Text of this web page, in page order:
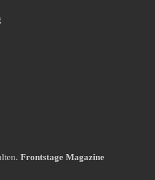
Frontstage Magazine